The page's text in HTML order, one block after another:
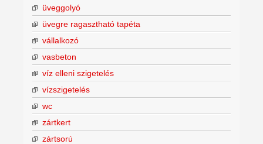
üveggolyó
üvegre ragasztható tapéta
vállalkozó
vasbeton
víz elleni szigetelés
vízszigetelés
wc
zártkert
zártsorú